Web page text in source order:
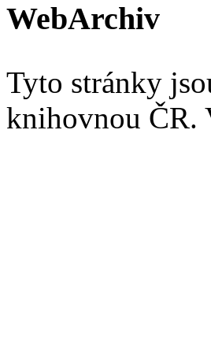
WebArchiv
Tyto stránky
knihovnou ČR.